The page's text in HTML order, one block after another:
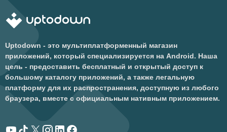
Uptodown - это мультиплатформенный магазин
приложений, который специализируется на Android. Наша
цель - предоставить бесплатный и открытый доступ к
большому каталогу приложений, а также легальную
платформу для их распространения, доступную из любого
браузера, вместе с официальным нативным приложением.